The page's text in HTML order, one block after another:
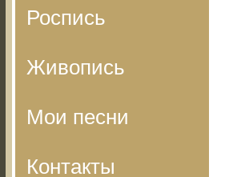
Роспись
Живопись
Мои песни
Контакты